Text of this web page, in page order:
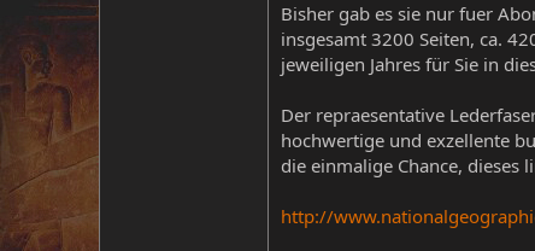
Bisher gab es sie nur fuer
insgesamt 3200 Seiten, ca.
jeweiligen Jahres für Sie in
Der repraesentative
hochwertige und exzellente
die einmalige Chance, dieses
http://